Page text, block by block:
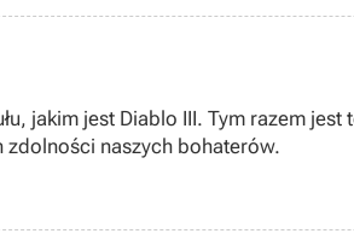
jakim jest Diablo III. Tym razem jest
zdolności naszych bohaterów.